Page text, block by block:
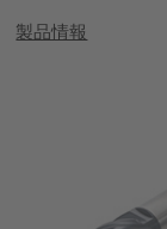
製品情報